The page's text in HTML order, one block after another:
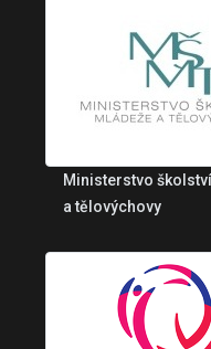
Ministerstvo
a tělovýchovy